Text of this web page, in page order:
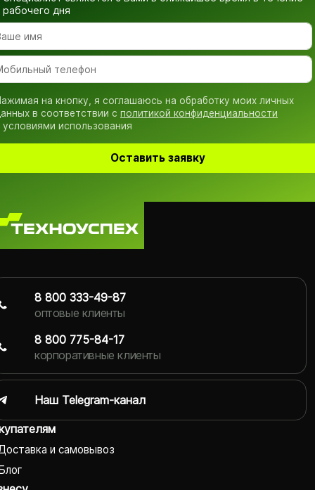
рабочего дня
на кнопку, я соглашаюсь на обработку моих личных
в соответствии с политикой конфиденциальности
условиями использования
Оставить заявку
и самовывоз
8 800 333-49-87
оптовые клиенты
8 800 775-84-17
корпоративные клиенты
Наш Telegram-канал